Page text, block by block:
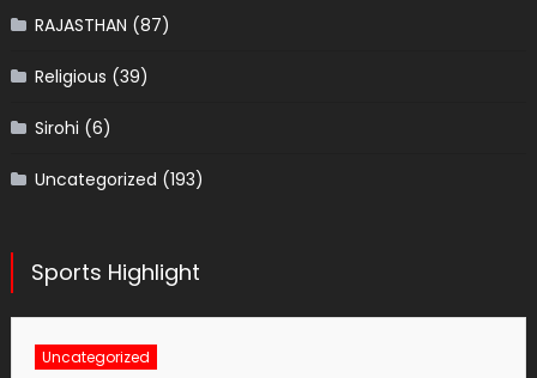
RAJASTHAN (87)
Religious (39)
Sirohi (6)
Uncategorized (193)
Sports Highlight
Uncategorized